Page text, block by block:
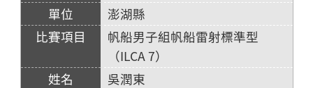
澎湖縣
帆船男子組帆船雷射標準型
（ILCA 7）
吳潤東